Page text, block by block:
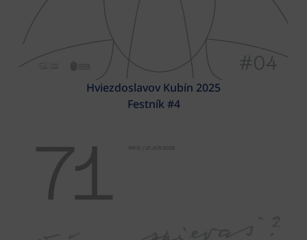
Hviezdoslavov Kubín 2025
Festník #4